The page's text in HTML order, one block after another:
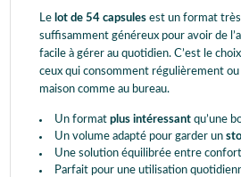
Le lot de 54 capsules est un format
suffisamment généreux pour avoir de
facile à gérer au quotidien. C’est le
ceux qui consomment régulièrement
maison comme au bureau.
Un format plus intéressant qu’une
Un volume adapté pour garder un
Une solution équilibrée entre
Parfait pour une utilisation